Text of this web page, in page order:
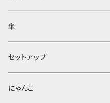
傘
セットアップ
にゃんこ